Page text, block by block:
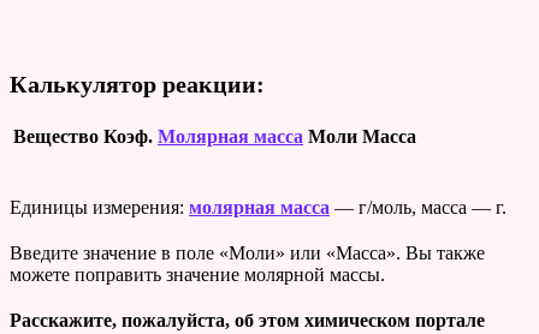
Калькулятор реакции:
Вещество Коэф. Молярная масса Моли Масса
Единицы измерения: молярная масса — г/моль, масса — г.
Введите значение в поле «Моли» или «Масса». Вы также
можете поправить значение молярной массы.
Расскажите, пожалуйста, об этом химическом портале